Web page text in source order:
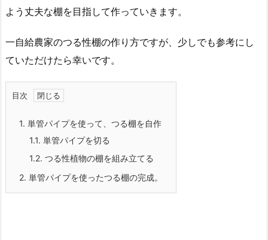
よう丈夫な棚を目指して作っていきます。
一自給農家のつる性棚の作り方ですが、少しでも参考にし
ていただけたら幸いです。
目次
1. 単管パイプを使って、つる棚を自作
1.1. 単管パイプを切る
1.2. つる性植物の棚を組み立てる
2. 単管パイプを使ったつる棚の完成。